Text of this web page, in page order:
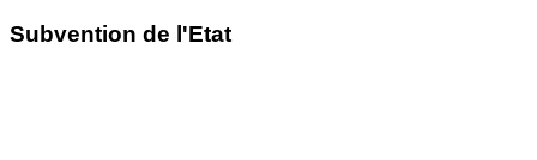
Subvention de l'Etat